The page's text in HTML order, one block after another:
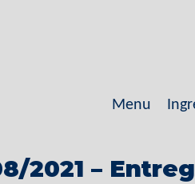
Menu
2021 –